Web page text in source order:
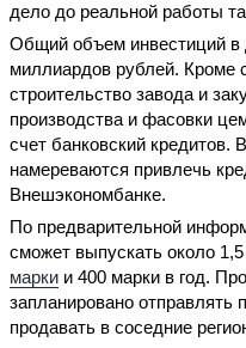
дело до реальной работы
Общий объем инвестиций в
миллиардов рублей. Кроме
строительство завода и
производства и фасовки
счет банковский кредитов.
намереваются привлечь
Внешэкономбанке.
По предварительной
сможет выпускать около
марки и 400 марки в год.
запланировано отправлять
продавать в соседние